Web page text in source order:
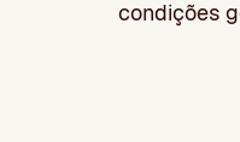
condições